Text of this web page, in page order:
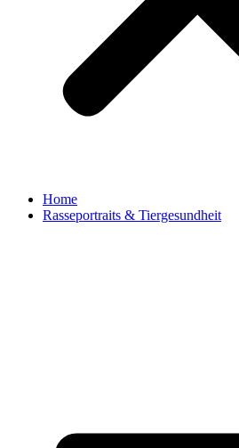
Home
Rasseportraits & Tiergesundheit